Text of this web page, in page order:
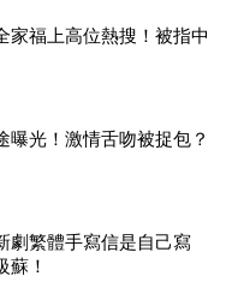
家福上高位熱搜！被指中
曝光！激情舌吻被捉包？
劇繁體手寫信是自己寫
蘇！